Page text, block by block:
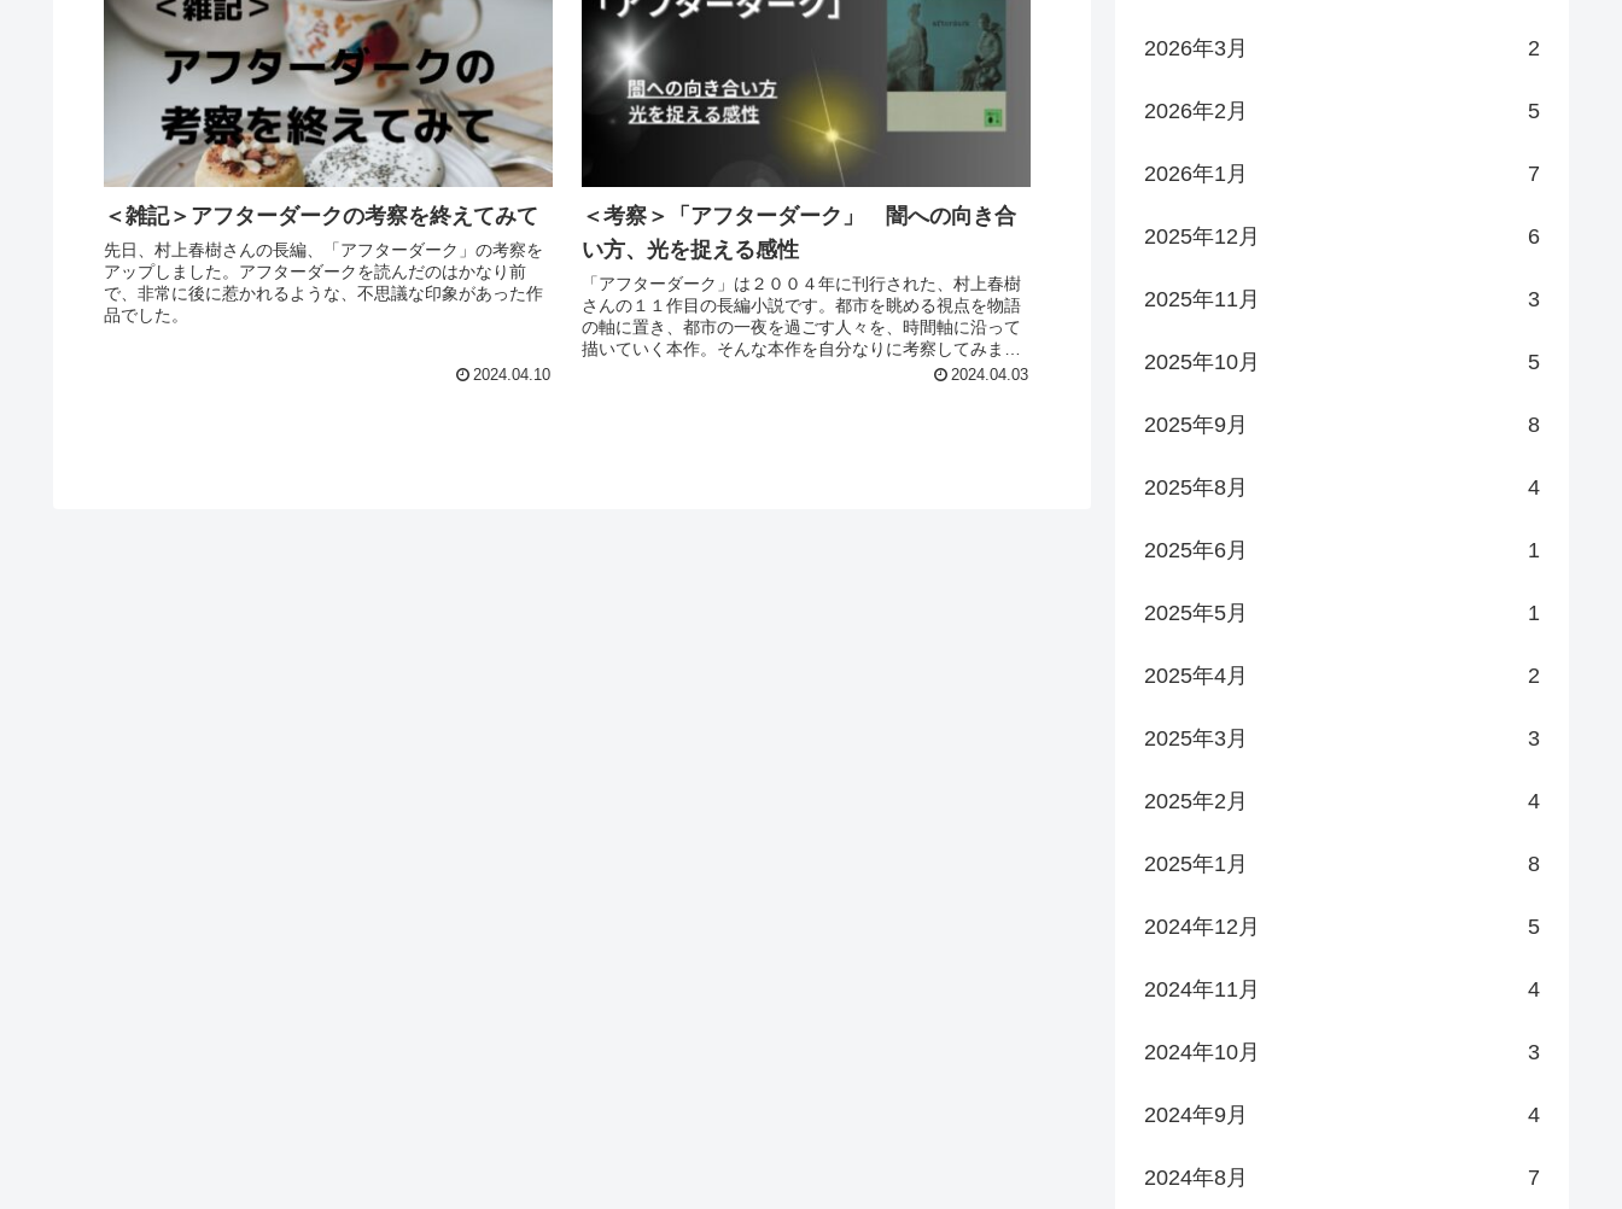
＜雑記＞アフターダークの考察を終えてみて
先日、村上春樹さんの長編、「アフターダーク」の考察を
アップしました。アフターダークを読んだのはかなり前
で、非常に後に惹かれるような、不思議な印象があった作
品でした。
2024.04.10
＜考察＞「アフターダーク」 闇への向き合
い方、光を捉える感性
「アフターダーク」は２００４年に刊行された、村上春樹
さんの１１作目の長編小説です。都市を眺める視点を物語
の軸に置き、都市の一夜を過ごす人々を、時間軸に沿って
描いていく本作。そんな本作を自分なりに考察してみまし
2024.04.03
2026年3月 2
2026年2月 5
2026年1月 7
2025年12月 6
2025年11月 3
2025年10月 5
2025年9月 8
2025年8月 4
2025年6月 1
2025年5月 1
2025年4月 2
2025年3月 3
2025年2月 4
2025年1月 8
2024年12月 5
2024年11月 4
2024年10月 3
2024年9月 4
2024年8月 7